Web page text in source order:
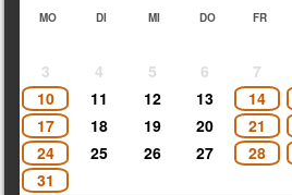
MO DI MI DO FR
3
4 5 6 7
10
11 12 13 14
17
18 19 20 21
24
25 26 27 28
31